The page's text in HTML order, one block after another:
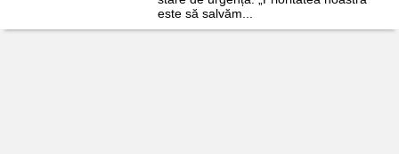
este să salvăm...